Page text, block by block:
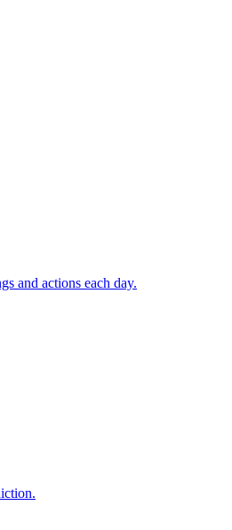
and actions each day.